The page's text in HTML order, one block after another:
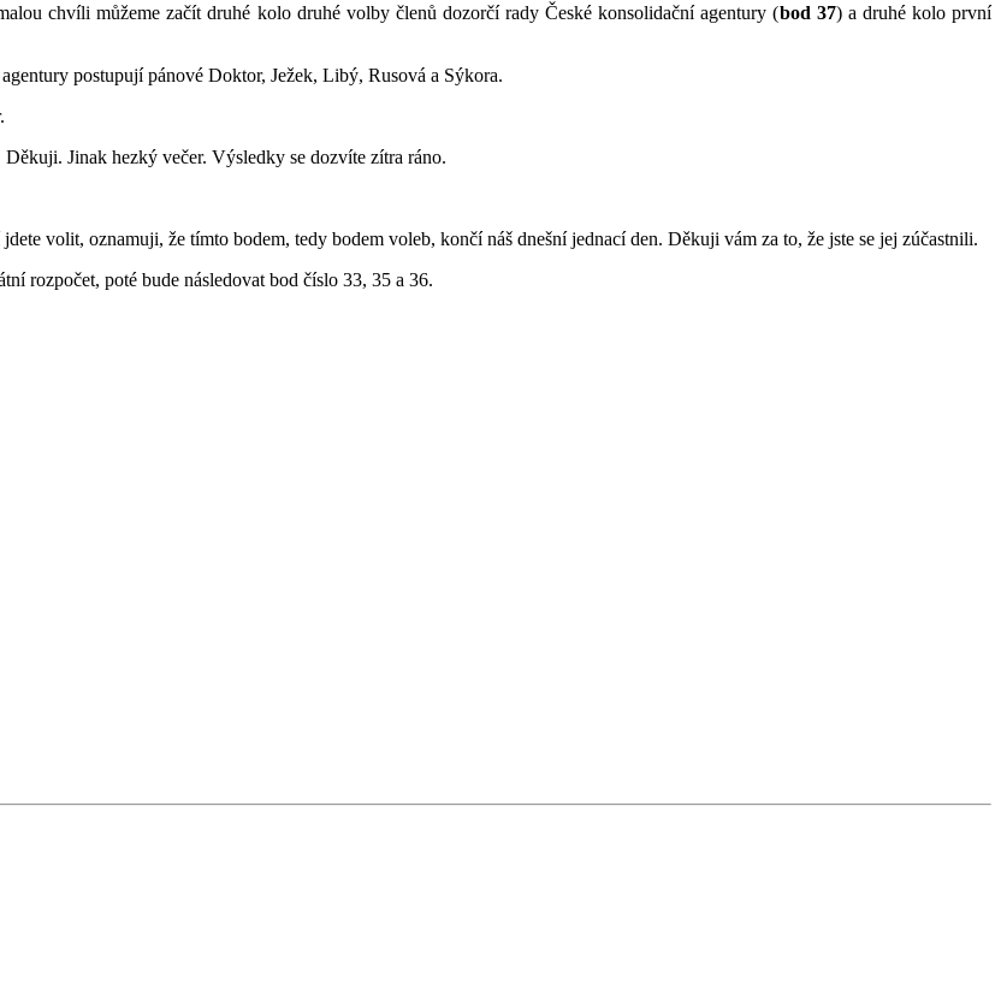
chvíli můžeme začít druhé kolo druhé volby členů dozorčí rady České konsolidační agentury (bod 37) a druhé kolo první
postupují pánové Doktor, Ježek, Libý, Rusová a Sýkora.
Jinak hezký večer. Výsledky se dozvíte zítra ráno.
volit, oznamuji, že tímto bodem, tedy bodem voleb, končí náš dnešní jednací den. Děkuji vám za to, že jste se jej zúčastnili.
rozpočet, poté bude následovat bod číslo 33, 35 a 36.